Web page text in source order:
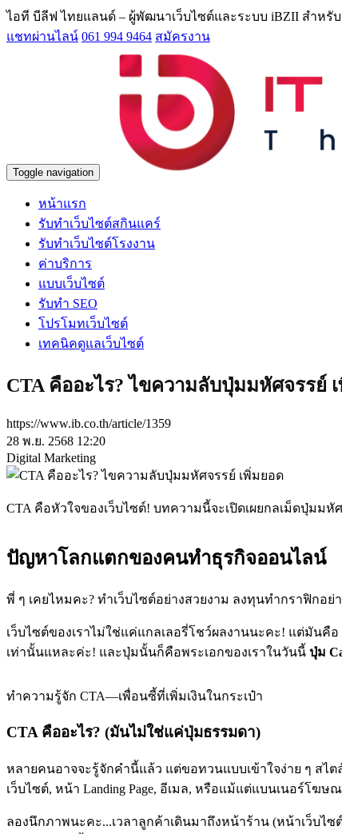
ไอที บีลีฟ ไทยแลนด์ – ผู้พัฒนาเว็บไซต์และระบบ iBZII สำหรั
แชทผ่านไลน์ 061 994 9464 สมัครงาน
Toggle navigation
หน้าแรก
รับทำเว็บไซต์สกินแคร์
รับทำเว็บไซต์โรงงาน
ค่าบริการ
แบบเว็บไซต์
รับทำ SEO
โปรโมทเว็บไซต์
เทคนิคดูแลเว็บไซต์
CTA คืออะไร? ไขความลับปุ่มมหัศจรรย์
https://www.ib.co.th/article/1359
28 พ.ย. 2568 12:20
Digital Marketing
CTA คือหัวใจของเว็บไซต์! บทความนี้จะเปิดเผยกลเม็ดปุ่มม
ปัญหาโลกแตกของคนทำธุรกิจออนไลน์
พี่ ๆ เคยไหมคะ? ทำเว็บไซต์อย่างสวยงาม ลงทุนทำกราฟิกอ
เว็บไซต์ของเราไม่ใช่แค่แกลเลอรี่โชว์ผลงานนะคะ! แต่มันคือ
เท่านั้นแหละค่ะ! และปุ่มนั้นก็คือพระเอกของเราในวันนี้ ปุ่ม
ทำความรู้จัก CTA—เพื่อนซี้ที่เพิ่มเงินในกระเป๋า
CTA คืออะไร? (มันไม่ใช่แค่ปุ่มธรรมดา)
หลายคนอาจจะรู้จักคำนี้แล้ว แต่ขอทวนแบบเข้าใจง่าย ๆ สไ
เว็บไซต์, หน้า Landing Page, อีเมล, หรือแม้แต่แบนเนอร์โฆษ
ลองนึกภาพนะคะ...เวลาลูกค้าเดินมาถึงหน้าร้าน (หน้าเว็บไ